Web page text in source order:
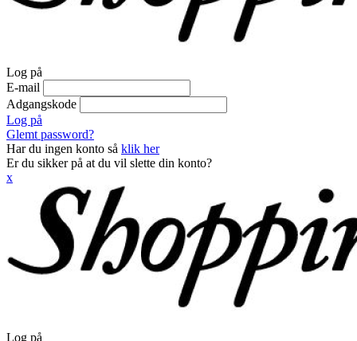
Log på
E-mail
Adgangskode
Log på
Glemt password?
Har du ingen konto så klik her
Er du sikker på at du vil slette din konto?
x
Log på